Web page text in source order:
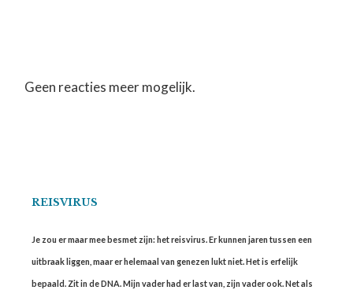
Geen reacties meer mogelijk.
REISVIRUS
Je zou er maar mee besmet zijn: het reisvirus. Er kunnen jaren tussen een
uitbraak liggen, maar er helemaal van genezen lukt niet. Het is erfelijk
bepaald. Zit in de DNA. Mijn vader had er last van, zijn vader ook. Net als